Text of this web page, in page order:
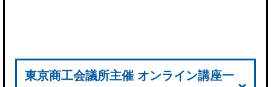
東京商工会議所主催 オンライン講座一